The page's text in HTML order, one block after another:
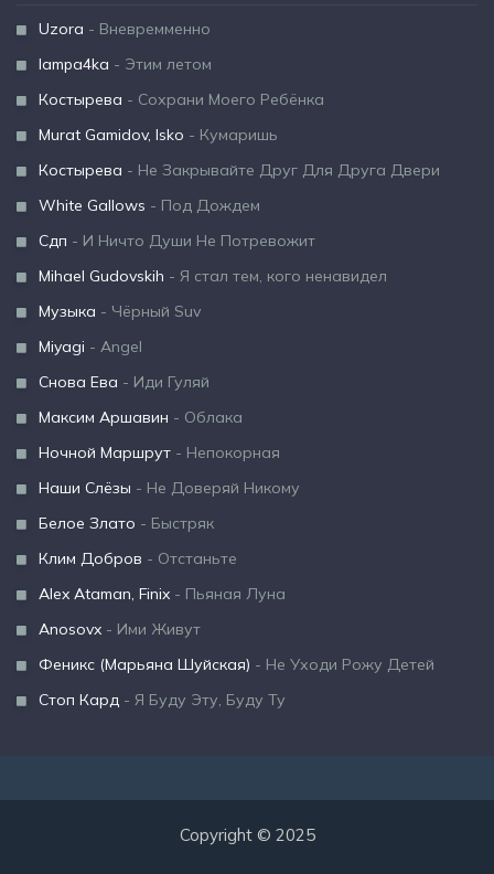
Uzora - Вневремменно
lampa4ka - Этим летом
Костырева - Сохрани Моего Ребёнка
Murat Gamidov, Isko - Кумаришь
Костырева - Не Закрывайте Друг Для Друга Двери
White Gallows - Под Дождем
Сдп - И Ничто Души Не Потревожит
Mihael Gudovskih - Я стал тем, кого ненавидел
Музыка - Чёрный Suv
Miyagi - Angel
Снова Ева - Иди Гуляй
Максим Аршавин - Облака
Ночной Маршрут - Непокорная
Наши Слёзы - Не Доверяй Никому
Белое Злато - Быстряк
Клим Добров - Отстаньте
Alex Ataman, Finix - Пьяная Луна
Anosovx - Ими Живут
Феникс (Марьяна Шуйская) - Не Уходи Рожу Детей
Стоп Кард - Я Буду Эту, Буду Ту
Copyright © 2025